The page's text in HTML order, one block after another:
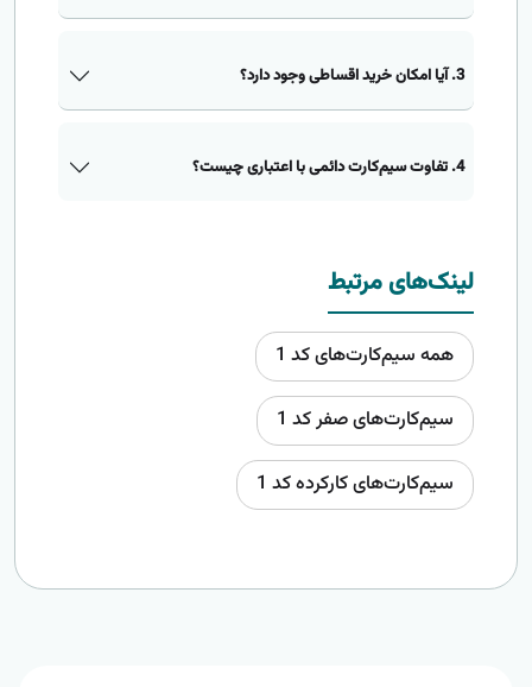
3. آیا امکان خرید اقساطی وجود دارد؟
4. تفاوت سیم‌کارت دائمی با اعتباری چیست؟
لینک‌های مرتبط
همه سیم‌کارت‌های کد 1
سیم‌کارت‌های صفر کد 1
سیم‌کارت‌های کارکرده کد 1